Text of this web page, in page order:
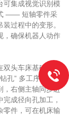
可集成视觉识别模
—— 短轴零件采
过程中的变形。
，确保机器人动作
头车床基础上加
孔” 多工序一站式
，右侧主轴同步进
成径向孔加工，
零件，可在机床输